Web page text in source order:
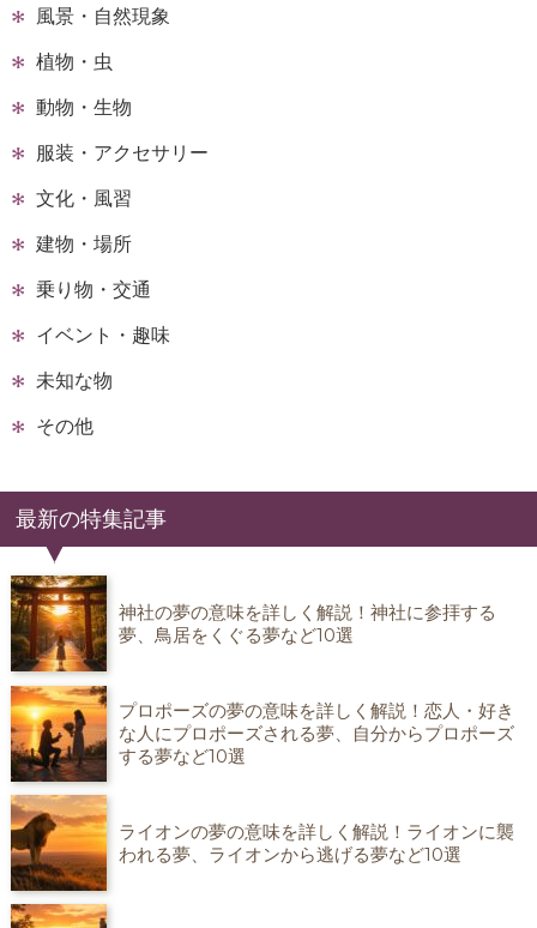
風景・自然現象
植物・虫
動物・生物
服装・アクセサリー
文化・風習
建物・場所
乗り物・交通
イベント・趣味
未知な物
その他
最新の特集記事
神社の夢の意味を詳しく解説！神社に参拝する
夢、鳥居をくぐる夢など10選
プロポーズの夢の意味を詳しく解説！恋人・好き
な人にプロポーズされる夢、自分からプロポーズ
する夢など10選
ライオンの夢の意味を詳しく解説！ライオンに襲
われる夢、ライオンから逃げる夢など10選